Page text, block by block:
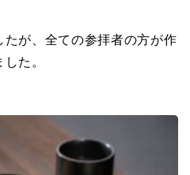
が、全ての参拝者の方が作
た。